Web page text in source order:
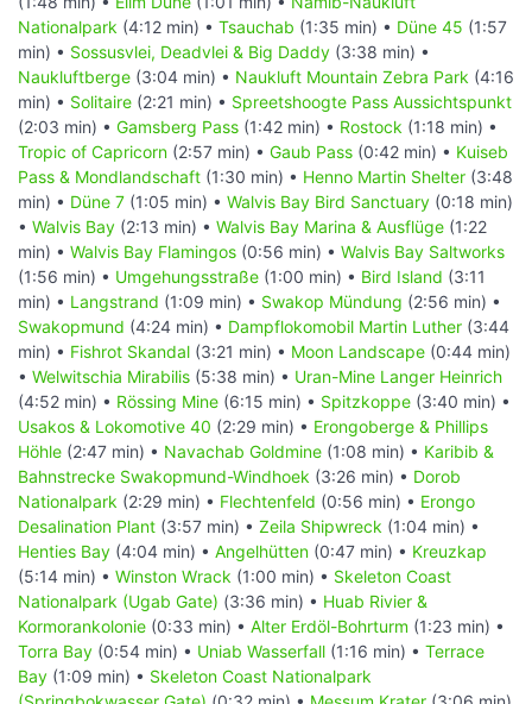
Nationalpark (4:12 min) • Tsauchab (1:35 min) • Düne 45 (1:57
min) • Sossusvlei, Deadvlei & Big Daddy (3:38 min) •
Naukluftberge (3:04 min) • Naukluft Mountain Zebra Park (4:16
min) • Solitaire (2:21 min) • Spreetshoogte Pass Aussichtspunkt
(2:03 min) • Gamsberg Pass (1:42 min) • Rostock (1:18 min) •
Tropic of Capricorn (2:57 min) • Gaub Pass (0:42 min) • Kuiseb
Pass & Mondlandschaft (1:30 min) • Henno Martin Shelter (3:48
min) • Düne 7 (1:05 min) • Walvis Bay Bird Sanctuary (0:18 min)
• Walvis Bay (2:13 min) • Walvis Bay Marina & Ausflüge (1:22
min) • Walvis Bay Flamingos (0:56 min) • Walvis Bay Saltworks
(1:56 min) • Umgehungsstraße (1:00 min) • Bird Island (3:11
min) • Langstrand (1:09 min) • Swakop Mündung (2:56 min) •
Swakopmund (4:24 min) • Dampflokomobil Martin Luther (3:44
min) • Fishrot Skandal (3:21 min) • Moon Landscape (0:44 min)
• Welwitschia Mirabilis (5:38 min) • Uran-Mine Langer Heinrich
(4:52 min) • Rössing Mine (6:15 min) • Spitzkoppe (3:40 min) •
Usakos & Lokomotive 40 (2:29 min) • Erongoberge & Phillips
Höhle (2:47 min) • Navachab Goldmine (1:08 min) • Karibib &
Bahnstrecke Swakopmund-Windhoek (3:26 min) • Dorob
Nationalpark (2:29 min) • Flechtenfeld (0:56 min) • Erongo
Desalination Plant (3:57 min) • Zeila Shipwreck (1:04 min) •
Henties Bay (4:04 min) • Angelhütten (0:47 min) • Kreuzkap
(5:14 min) • Winston Wrack (1:00 min) • Skeleton Coast
Nationalpark (Ugab Gate) (3:36 min) • Huab Rivier &
Kormorankolonie (0:33 min) • Alter Erdöl-Bohrturm (1:23 min) •
Torra Bay (0:54 min) • Uniab Wasserfall (1:16 min) • Terrace
Bay (1:09 min) • Skeleton Coast Nationalpark